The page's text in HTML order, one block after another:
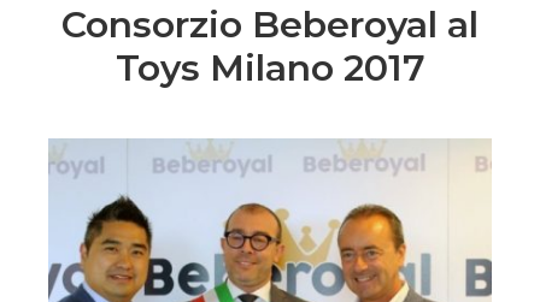
Consorzio Beberoyal al
Toys Milano 2017